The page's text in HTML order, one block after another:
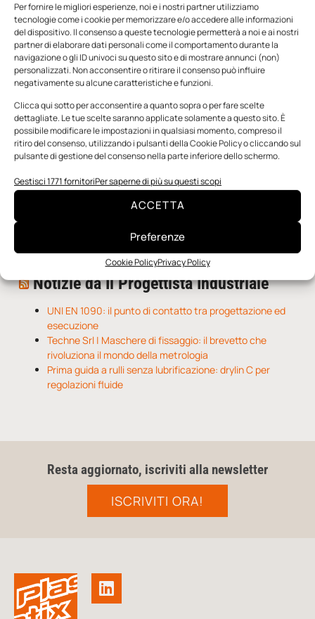
Per fornire le migliori esperienze, noi e i nostri partner utilizziamo
tecnologie come i cookie per memorizzare e/o accedere alle informazioni
del dispositivo. Il consenso a queste tecnologie permetterà a noi e ai nostri
partner di elaborare dati personali come il comportamento durante la
navigazione o gli ID univoci su questo sito e di mostrare annunci (non)
personalizzati. Non acconsentire o ritirare il consenso può influire
negativamente su alcune caratteristiche e funzioni.
Clicca qui sotto per acconsentire a quanto sopra o per fare scelte
dettagliate. Le tue scelte saranno applicate solamente a questo sito. È
possibile modificare le impostazioni in qualsiasi momento, compreso il
ritiro del consenso, utilizzando i pulsanti della Cookie Policy o cliccando sul
pulsante di gestione del consenso nella parte inferiore dello schermo.
Gestisci 1771 fornitoriPer saperne di più su questi scopi
ACCETTA
Preferenze
Cookie PolicyPrivacy Policy
n.5 - Giugno 2026 n.4 - Maggio 2026
Edicola Web
Notizie da Meccanicanews
I nanonastri di grafene come potenziali sensori per i
Una nuova mano robotica passa da una pinza all’altra
O-Ring, tecnica e applicazioni
Notizie da Il Progettista Industriale
UNI EN 1090: il punto di contatto tra progettazione ed
esecuzione
Techne Srl | Maschere di fissaggio: il brevetto che
rivoluziona il mondo della metrologia
Prima guida a rulli senza lubrificazione: drylin C per
regolazioni fluide
Resta aggiornato, iscriviti alla newsletter
ISCRIVITI ORA!